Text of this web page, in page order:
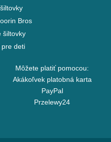
Bros
šiltovky
pre deti
Môžete platiť pomocou:
Akákoľvek platobná karta
PayPal
Przelewy24